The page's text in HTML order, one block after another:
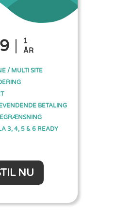
1
ÅR
/ MULTI SITE
BETALING
3, 4, 5 & 6 READY
NU